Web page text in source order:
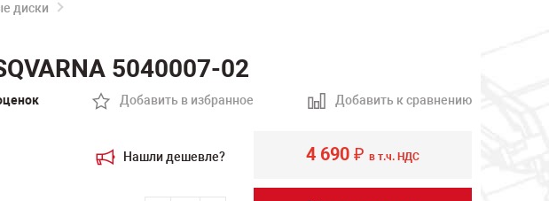
диски
5040007-02
Добавить в избранное Добавить к сравнению
Нашли дешевле? 4 690 ₽ в т.ч. НДС